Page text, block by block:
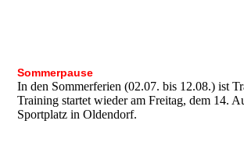
Sommerpause
In den Sommerferien (02.07. bis 12.08.) ist
Training startet wieder am Freitag, dem 14.
Sportplatz in Oldendorf.